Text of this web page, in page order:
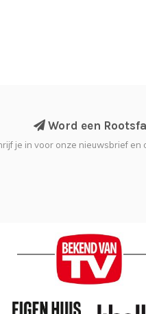
Word een
je in voor onze nieuwsbrief